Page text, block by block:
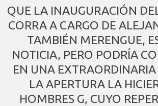
QUE LA INAUGURACIÓN
CORRA A CARGO DE
TAMBIÉN MERENGUE,
NOTICIA, PERO PODRÍA
EN UNA
LA APERTURA LA
HOMBRES G, CUYO